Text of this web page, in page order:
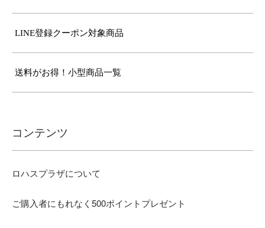
LINE登録クーポン対象商品
送料がお得！小型商品一覧
コンテンツ
ロハスプラザについて
ご購入者にもれなく500ポイントプレゼント